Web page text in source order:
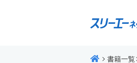
書籍一覧